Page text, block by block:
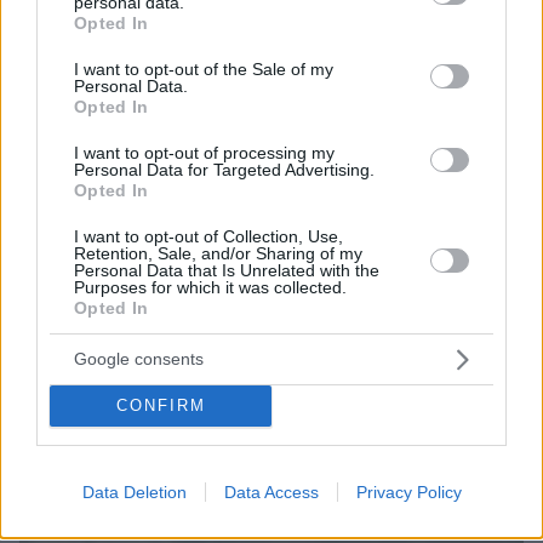
grant or deny consent to Google and its third-party tags to
use your data for below specified purposes in below Google
consent section.
Opted In
I want to opt-out of the Sale of my
Personal Data.
Opted In
I want to opt-out of processing my
Personal Data for Targeted Advertising.
Opted In
I want to opt-out of Collection, Use,
Retention, Sale, and/or Sharing of my
Personal Data that Is Unrelated with the
Purposes for which it was collected.
Opted In
Google consents
CONFIRM
Data Deletion Data Access Privacy Policy
ΕΛΣΤΑΤ: Στο 3,4% υποχώρησε ο πληθωρισμός τον
πριν 18 λεπτά
Φωτιά στο Ρέθυμνο: Οι τέσσερις «ήρωες της
θάλασσας» που με τα σκάφη τους έσωσαν πάνω από
100 ανθρώπους
πριν 18 λεπτά
Kanzlertausch το φθινόπωρο στη Γερμανία;
Παρασκηνιακές συζητήσεις για αντικατάσταση του
Μερτς μετά τις εκλογές του Σεπτεμβρίου
ΔΕΙΤΕ ΟΛΕΣ ΤΙΣ ΕΙΔΗΣΕΙΣ